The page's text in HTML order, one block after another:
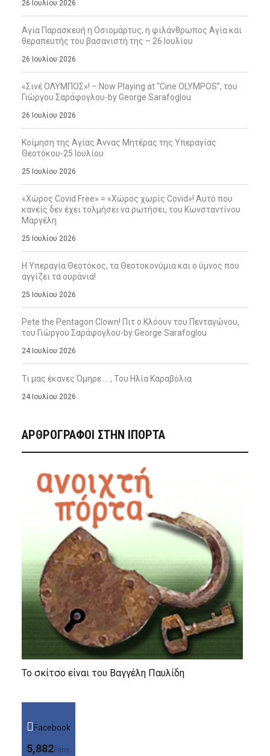
26 Ιουλίου 2026
Αγία Παρασκευή η Οσιομάρτυς, η φιλάνθρωπος Αγία και
θεραπευτής του βασανιστή της – 26 Ιουλίου
26 Ιουλίου 2026
«Σινέ ΟΛΥΜΠΟΣ»! – Now Playing at “Cine OLYMPOS”, του
Γιώργου Σαράφογλου-by George Sarafoglou
26 Ιουλίου 2026
Κοίμηση της Αγίας Άννας Μητέρας της Υπεραγίας
Θεοτόκου-25 Ιουλίου
25 Ιουλίου 2026
«Χώρος Covid Free» = «Χώρος χωρίς Covid»! Αυτό που
κανείς δεν έχει τολμήσει να ρωτήσει, του Κωνσταντίνου
Μαργέλη
25 Ιουλίου 2026
Η Υπεραγία Θεοτόκος, τα Θεοτοκονύμια και ο ύμνος που
αγγίζει τα ουράνια!
25 Ιουλίου 2026
Pete the Pentagon Clown! Πιτ ο Κλόουν του Πενταγώνου,
του Γιώργου Σαράφογλου-by George Sarafoglou
24 Ιουλίου 2026
Τι μας έκανες Όμηρε … , Του Ηλία Καραβόλια
24 Ιουλίου 2026
ΑΡΘΡΟΓΡΑΦΟΙ ΣΤΗΝ IΠΟΡΤΑ
Το σκίτσο είναι του Βαγγέλη Παυλίδη
Facebook
5,882Fans